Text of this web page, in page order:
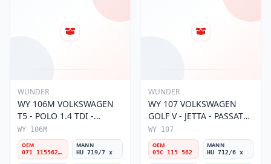
WUNDER
WY 106M VOLKSWAGEN
T5 - POLO 1.4 TDI -
PASSAT- JETTA 071 115562
A Yağ Filtresi
WY 106M
OEM
071 115562 A
MANN
HU 719/7 x
WUNDER
WY 107 VOLKSWAGEN
GOLF V - JETTA - PASSAT
1.6 FSI BENZİNLİ 03C 115
562 Yağ Filtresi
WY 107
OEM
03C 115 562
MANN
HU 712/6 x